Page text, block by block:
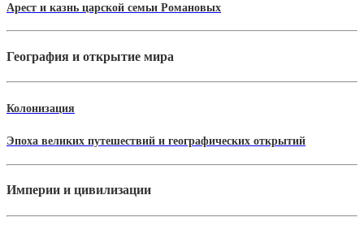
Арест и казнь царской семьи Романовых
География и открытие мира
Колонизация
Эпоха великих путешествий и географических открытий
Империи и цивилизации